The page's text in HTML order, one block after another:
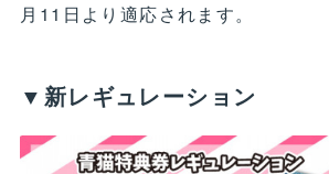
月11日より適応されます。
▼新レギュレーション